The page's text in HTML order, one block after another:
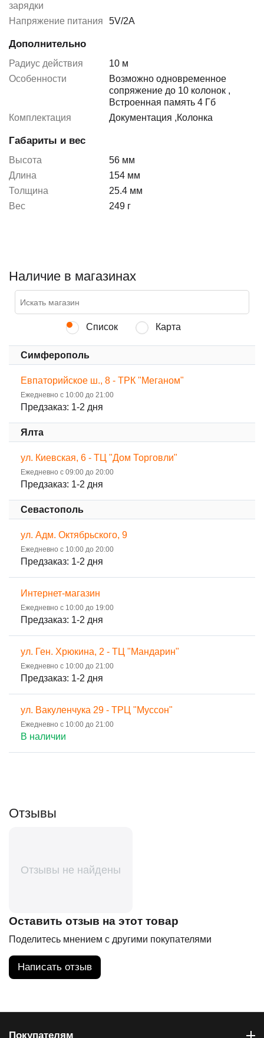
зарядки
Напряжение питания 5V/2A
Дополнительно
Радиус действия
10 м
Особенности
Возможно одновременное
сопряжение до 10 колонок ,
Встроенная память 4 Гб
Комплектация
Документация ,Колонка
Габариты и вес
Высота
56 мм
Длина
154 мм
Толщина
25.4 мм
Вес
249 г
Наличие в магазинах
Список Карта
Симферополь
Евпаторийское ш., 8 - ТРК "Меганом"
Ежедневно с 10:00 до 21:00
Предзаказ: 1-2 дня
Ялта
ул. Киевская, 6 - ТЦ "Дом Торговли"
Ежедневно с 09:00 до 20:00
Предзаказ: 1-2 дня
Севастополь
ул. Адм. Октябрьского, 9
Ежедневно с 10:00 до 20:00
Предзаказ: 1-2 дня
Интернет-магазин
Ежедневно с 10:00 до 19:00
Предзаказ: 1-2 дня
ул. Ген. Хрюкина, 2 - ТЦ "Мандарин"
Ежедневно с 10:00 до 21:00
Предзаказ: 1-2 дня
ул. Вакуленчука 29 - ТРЦ "Муссон"
Ежедневно с 10:00 до 21:00
В наличии
Отзывы
Отзывы не найдены
Оставить отзыв на этот товар
Поделитесь мнением с другими покупателями
Написать отзыв
Покупателям